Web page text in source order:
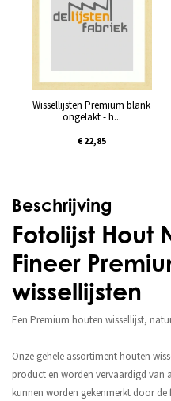
Beschrijving
Fotolijst Hout
Fineer
wissellijsten
Een Premium houten wissellijst,
Onze gehele assortiment houten
product en worden vervaardigd van
kunnen worden gekenmerkt door
Wissellijsten Premium blank
ongelakt - h...
€ 22,85